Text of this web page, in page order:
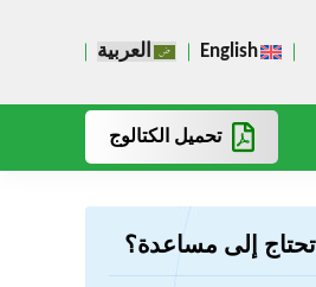
العربية English
تحميل الكتالوج
إلى مساعدة؟